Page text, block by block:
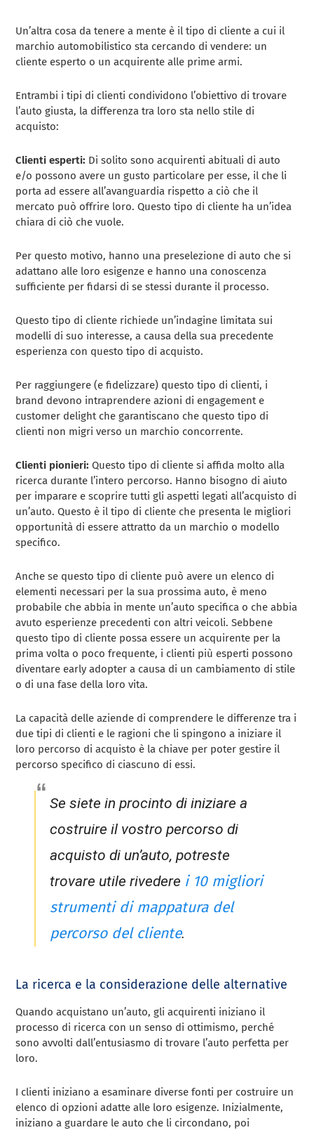
Un’altra cosa da tenere a mente è il tipo di cliente a cui il
marchio automobilistico sta cercando di vendere: un
cliente esperto o un acquirente alle prime armi.
Entrambi i tipi di clienti condividono l’obiettivo di trovare
l’auto giusta, la differenza tra loro sta nello stile di
acquisto:
Clienti esperti: Di solito sono acquirenti abituali di auto
e/o possono avere un gusto particolare per esse, il che li
porta ad essere all’avanguardia rispetto a ciò che il
mercato può offrire loro. Questo tipo di cliente ha un’idea
chiara di ciò che vuole.
Per questo motivo, hanno una preselezione di auto che si
adattano alle loro esigenze e hanno una conoscenza
sufficiente per fidarsi di se stessi durante il processo.
Questo tipo di cliente richiede un’indagine limitata sui
modelli di suo interesse, a causa della sua precedente
esperienza con questo tipo di acquisto.
Per raggiungere (e fidelizzare) questo tipo di clienti, i
brand devono intraprendere azioni di engagement e
customer delight che garantiscano che questo tipo di
clienti non migri verso un marchio concorrente.
Clienti pionieri: Questo tipo di cliente si affida molto alla
ricerca durante l’intero percorso. Hanno bisogno di aiuto
per imparare e scoprire tutti gli aspetti legati all’acquisto di
un’auto. Questo è il tipo di cliente che presenta le migliori
opportunità di essere attratto da un marchio o modello
specifico.
Anche se questo tipo di cliente può avere un elenco di
elementi necessari per la sua prossima auto, è meno
probabile che abbia in mente un’auto specifica o che abbia
avuto esperienze precedenti con altri veicoli. Sebbene
questo tipo di cliente possa essere un acquirente per la
prima volta o poco frequente, i clienti più esperti possono
diventare early adopter a causa di un cambiamento di stile
o di una fase della loro vita.
La capacità delle aziende di comprendere le differenze tra i
due tipi di clienti e le ragioni che li spingono a iniziare il
loro percorso di acquisto è la chiave per poter gestire il
percorso specifico di ciascuno di essi.
Se siete in procinto di iniziare a
costruire il vostro percorso di
acquisto di un’auto, potreste
trovare utile rivedere i 10 migliori
strumenti di mappatura del
percorso del cliente.
La ricerca e la considerazione delle alternative
Quando acquistano un’auto, gli acquirenti iniziano il
processo di ricerca con un senso di ottimismo, perché
sono avvolti dall’entusiasmo di trovare l’auto perfetta per
loro.
I clienti iniziano a esaminare diverse fonti per costruire un
elenco di opzioni adatte alle loro esigenze. Inizialmente,
iniziano a guardare le auto che li circondano, poi